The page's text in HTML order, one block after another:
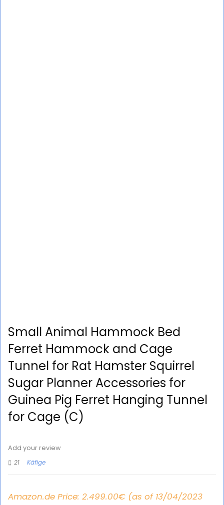
Small Animal Hammock Bed
Ferret Hammock and Cage
Tunnel for Rat Hamster Squirrel
Sugar Planner Accessories for
Guinea Pig Ferret Hanging Tunnel
for Cage (C)
Add your review
21
Käfige
Amazon.de Price: 2.499.00€ (as of 13/04/2023